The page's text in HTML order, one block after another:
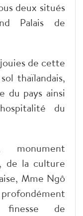
deux situés
Palais de
de cette
thaïlandais,
du pays ainsi
du
de la culture
Mme Ngô
finesse de